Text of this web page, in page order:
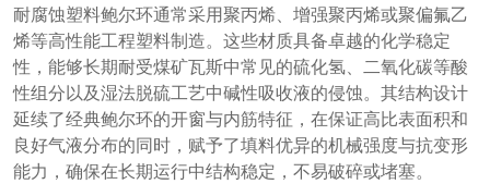
耐腐蚀塑料鲍尔环通常采用聚丙烯、增强聚丙烯或聚偏氟乙
烯等高性能工程塑料制造。这些材质具备卓越的化学稳定
性，能够长期耐受煤矿瓦斯中常见的硫化氢、二氧化碳等酸
性组分以及湿法脱硫工艺中碱性吸收液的侵蚀。其结构设计
延续了经典鲍尔环的开窗与内筋特征，在保证高比表面积和
良好气液分布的同时，赋予了填料优异的机械强度与抗变形
能力，确保在长期运行中结构稳定，不易破碎或堵塞。